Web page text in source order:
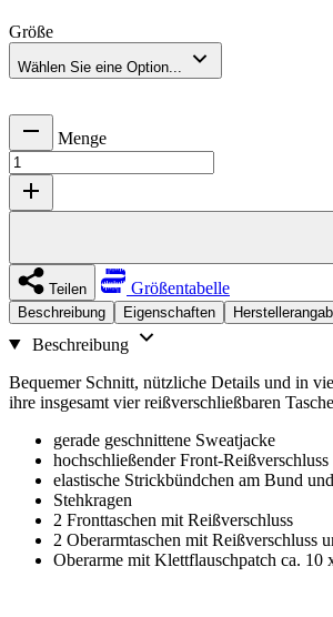
Größe
Wählen Sie eine Option...
Menge
Teilen Größentabelle
Beschreibung Eigenschaften
Beschreibung
Bequemer Schnitt, nützliche Details und in
ihre insgesamt vier reißverschließbaren
gerade geschnittene Sweatjacke
hochschließender Front-Reißverschluss
elastische Strickbündchen am Bund
Stehkragen
2 Fronttaschen mit Reißverschluss
2 Oberarmtaschen mit Reißverschluss
Oberarme mit Klettflauschpatch ca. 10